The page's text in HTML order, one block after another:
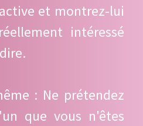
et montrez-lui
intéressé
: Ne prétendez
que vous n'êtes